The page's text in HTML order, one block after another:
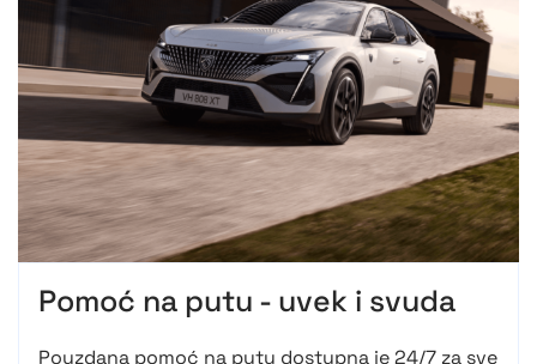
Pomoć na putu - uvek i svuda
Pouzdana pomoć na putu dostupna je 24/7 za sve